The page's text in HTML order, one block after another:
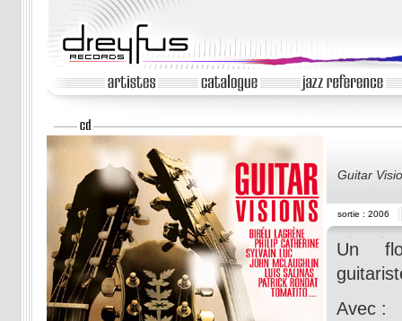
Guitar
sortie : 2006
Un
Avec :